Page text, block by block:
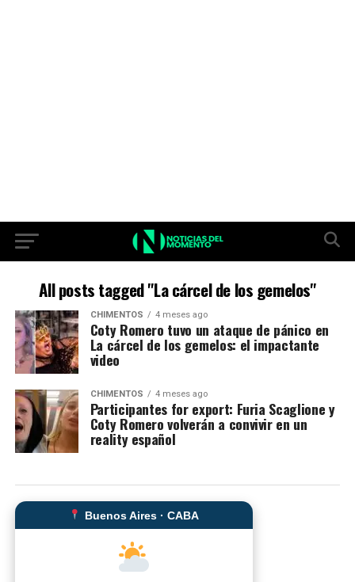
All posts tagged "La cárcel de los gemelos"
CHIMENTOS 4 meses ago
Coty Romero tuvo un ataque de pánico en
La cárcel de los gemelos: el impactante
video
CHIMENTOS 4 meses ago
Participantes for export: Furia Scaglione y
Coty Romero volverán a convivir en un
reality español
Buenos Aires · CABA